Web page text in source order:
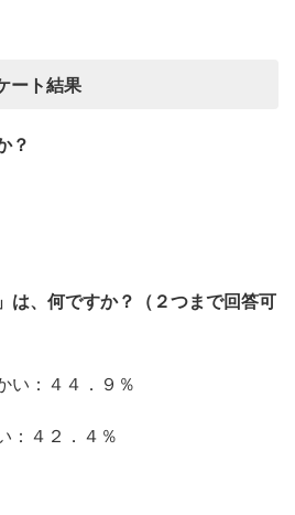
ート結果
？
は、何ですか？（２つまで回答可
い：４４．９％
：４２．４％